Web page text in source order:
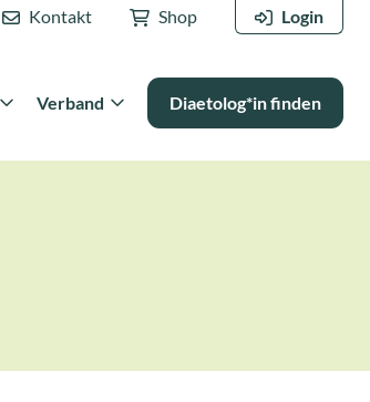
Kontakt Shop Login
Verband Diaetolog*in finden